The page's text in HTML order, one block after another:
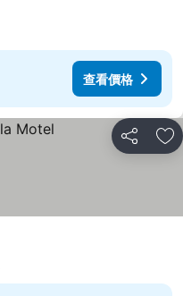
查看價格
分享 放